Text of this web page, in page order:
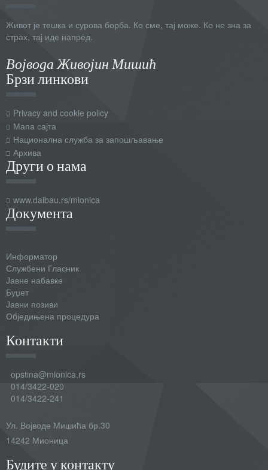
Живот је тешка и сурова борба. Ко сме, тај може. Ко не зна за
страх, тај иде напред.
Војвода Живојин Мишић
Брзи линкови
Privacy and cookie policy
Мапа сајта
Национална служба за запошљавање
Архива
Други о нама
www.daibau.rs/mionica
Документа
Информатор
Службени Гласник
Јавне набавке
Буџет
Јавни позиви
Обједињена процедура
Контакти
opstina@mionica.rs
014/3422-020
014/3422-241
Ул. Војводе Мишића бр.30
14242 Мионица
Будите у контакту